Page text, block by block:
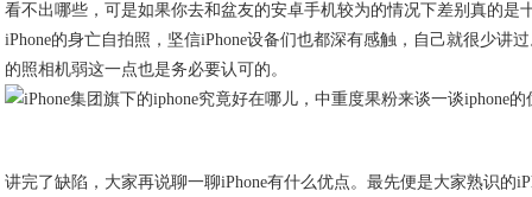
看不出哪些，可是如果你去和盆友的安卓手机较为的情况下差别真的是
iPhone的身亡自拍照，坚信iPhone设备们也都深有感触，自己就很少讲
的照相机弱这一点也是务必要认可的。
讲完了缺陷，大家再说聊一聊iPhone有什么优点。最先便是大家熟识的